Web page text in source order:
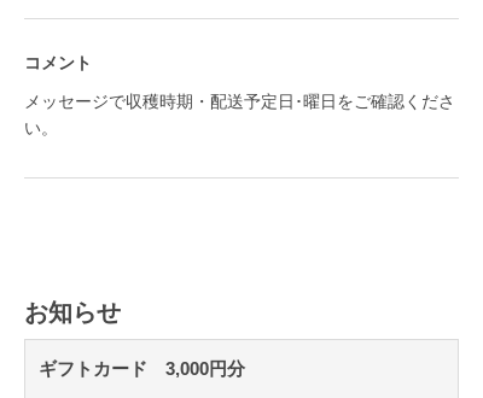
コメント
メッセージで収穫時期・配送予定日･曜日をご確認くださ
い。
お知らせ
ギフトカード 3,000円分